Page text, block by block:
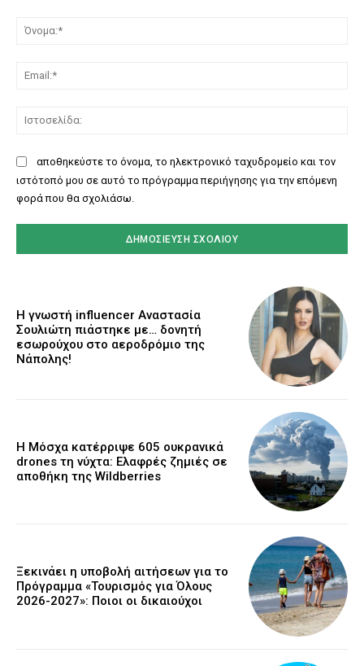
αποθηκεύστε το όνομα, το ηλεκτρονικό ταχυδρομείο και τον
ιστότοπό μου σε αυτό το πρόγραμμα περιήγησης για την επόμενη
φορά που θα σχολιάσω.
Η γνωστή influencer Αναστασία
Σουλιώτη πιάστηκε με… δονητή
εσωρούχου στο αεροδρόμιο της
Νάπολης!
Η Μόσχα κατέρριψε 605 ουκρανικά
drones τη νύχτα: Ελαφρές ζημιές σε
αποθήκη της Wildberries
Ξεκινάει η υποβολή αιτήσεων για το
Πρόγραμμα «Τουρισμός για Όλους
2026-2027»: Ποιοι οι δικαιούχοι